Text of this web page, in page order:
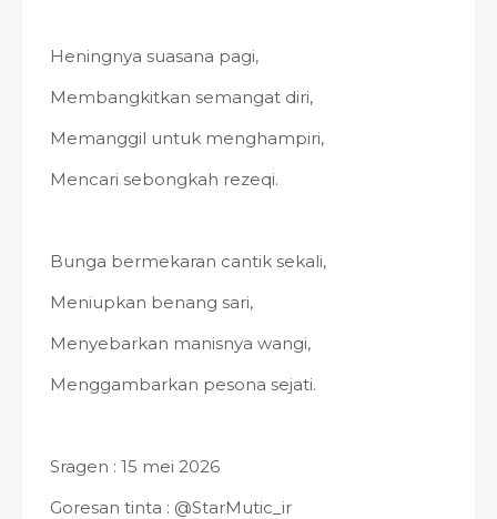
Heningnya suasana pagi,
Membangkitkan semangat diri,
Memanggil untuk menghampiri,
Mencari sebongkah rezeqi.
Bunga bermekaran cantik sekali,
Meniupkan benang sari,
Menyebarkan manisnya wangi,
Menggambarkan pesona sejati.
Sragen : 15 mei 2026
Goresan tinta : @StarMutic_ir